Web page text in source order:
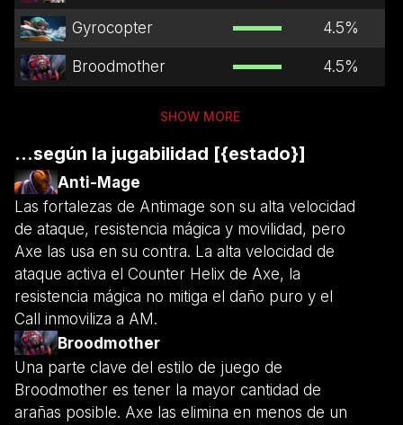
Gyrocopter 4.5%
Broodmother 4.5%
SHOW MORE
...según la jugabilidad [{estado}]
Anti-Mage
Las fortalezas de Antimage son su alta velocidad
de ataque, resistencia mágica y movilidad, pero
Axe las usa en su contra. La alta velocidad de
ataque activa el Counter Helix de Axe, la
resistencia mágica no mitiga el daño puro y el
Call inmoviliza a AM.
Broodmother
Una parte clave del estilo de juego de
Broodmother es tener la mayor cantidad de
arañas posible. Axe las elimina en menos de un